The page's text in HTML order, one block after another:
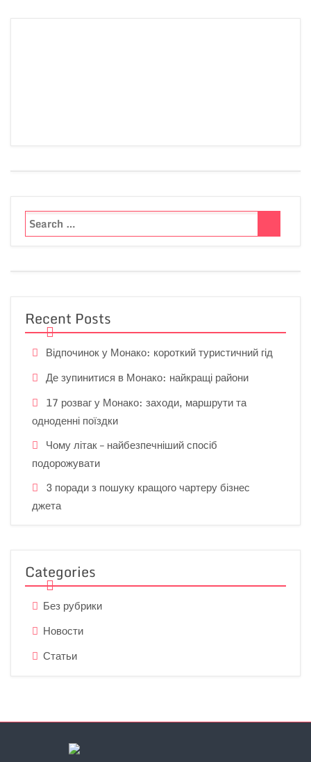
Recent Posts
Відпочинок у Монако: короткий туристичний гід
Де зупинитися в Монако: найкращі райони
17 розваг у Монако: заходи, маршрути та
одноденні поїздки
Чому літак – найбезпечніший спосіб
подорожувати
3 поради з пошуку кращого чартеру бізнес
джета
Categories
Без рубрики
Новости
Статьи